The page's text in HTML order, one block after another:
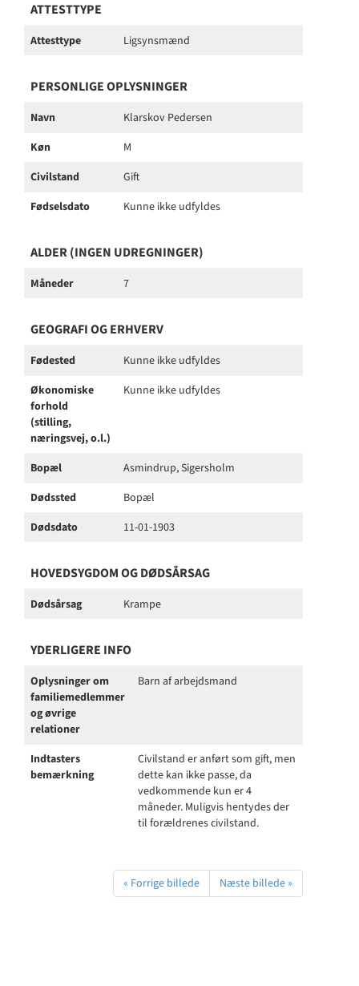
ATTESTTYPE
Attesttype Ligsynsmænd
PERSONLIGE OPLYSNINGER
Navn
Klarskov Pedersen
Køn
M
Civilstand
Gift
Fødselsdato
Kunne ikke udfyldes
ALDER (INGEN UDREGNINGER)
Måneder 7
GEOGRAFI OG ERHVERV
Fødested
Kunne ikke udfyldes
Økonomiske
forhold
(stilling,
næringsvej, o.l.)
Kunne ikke udfyldes
Bopæl
Asmindrup, Sigersholm
Dødssted
Bopæl
Dødsdato
11-01-1903
HOVEDSYGDOM OG DØDSÅRSAG
Dødsårsag Krampe
YDERLIGERE INFO
Oplysninger om
familiemedlemmer
og øvrige
relationer
Barn af arbejdsmand
Indtasters
bemærkning
Civilstand er anført som gift, men
dette kan ikke passe, da
vedkommende kun er 4
måneder. Muligvis hentydes der
til forældrenes civilstand.
« Forrige billede Næste billede »